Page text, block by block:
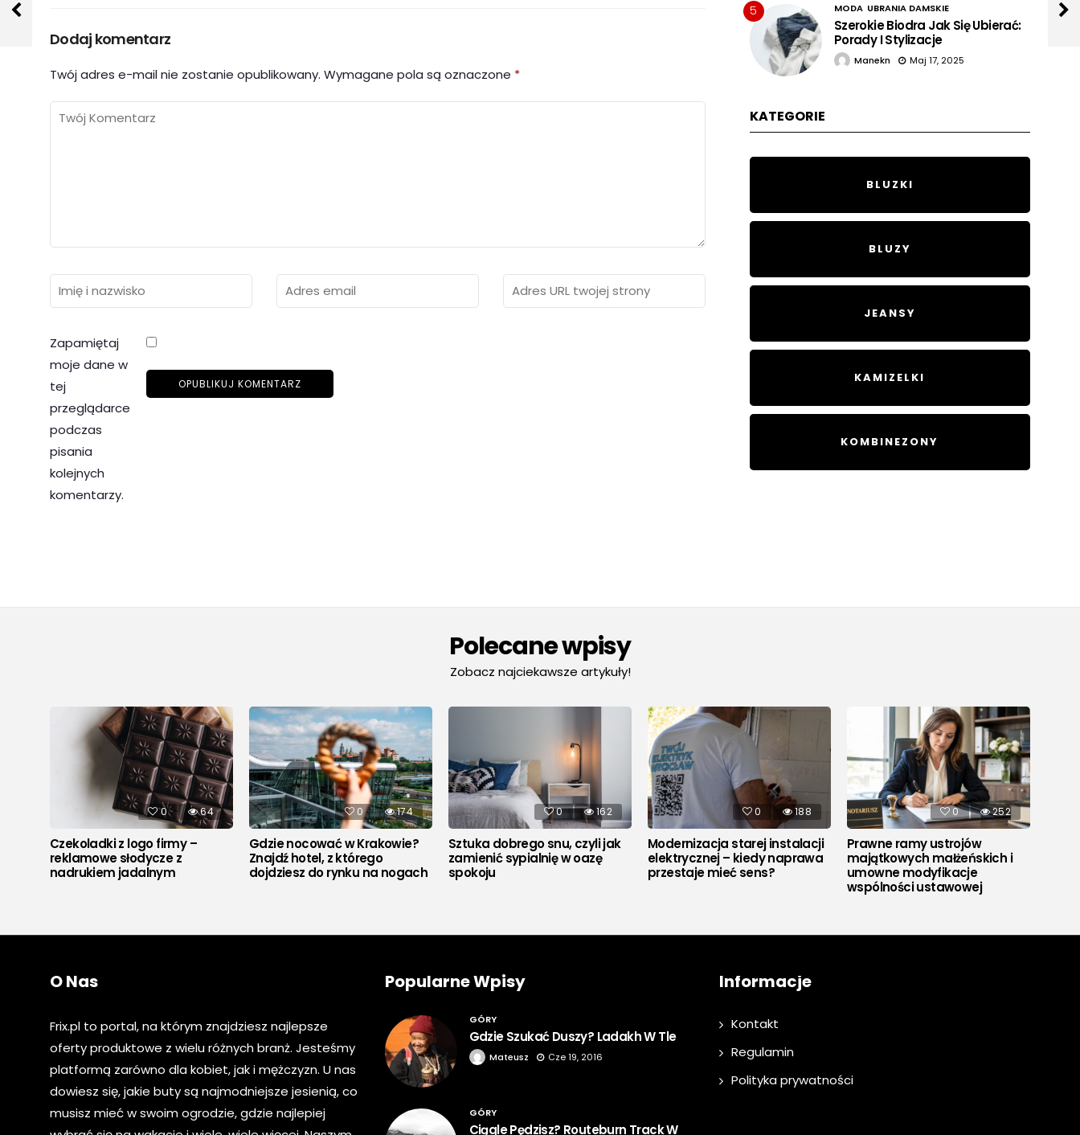
Dodaj komentarz
Twój adres e-mail nie zostanie opublikowany. Wymagane pola są oznaczone *
Zapamiętaj
moje dane w
tej
przeglądarce
podczas
pisania
kolejnych
komentarzy.
5 MODA UBRANIA DAMSKIE
Szerokie Biodra Jak Się Ubierać:
Porady I Stylizacje
Manekn Maj 17, 2025
KATEGORIE
BLUZKI
BLUZY
JEANSY
KAMIZELKI
KOMBINEZONY
Polecane wpisy
Zobacz najciekawsze artykuły!
0 64
Czekoladki z logo firmy –
reklamowe słodycze z
nadrukiem jadalnym
0 174
Gdzie nocować w Krakowie?
Znajdź hotel, z którego
dojdziesz do rynku na nogach
0 162
Sztuka dobrego snu, czyli jak
zamienić sypialnię w oazę
spokoju
0 188
Modernizacja starej instalacji
elektrycznej – kiedy naprawa
przestaje mieć sens?
0 252
Prawne ramy ustrojów
majątkowych małżeńskich i
umowne modyfikacje
wspólności ustawowej
O Nas
Frix.pl to portal, na którym znajdziesz najlepsze
oferty produktowe z wielu różnych branż. Jesteśmy
platformą zarówno dla kobiet, jak i mężczyzn. U nas
dowiesz się, jakie buty są najmodniejsze jesienią, co
musisz mieć w swoim ogrodzie, gdzie najlepiej
Popularne Wpisy
GÓRY
Gdzie Szukać Duszy? Ladakh W Tle
Mateusz Cze 19, 2016
GÓRY
Ciągle Pędzisz? Routeburn Track W
Informacje
Kontakt
Regulamin
Polityka prywatności